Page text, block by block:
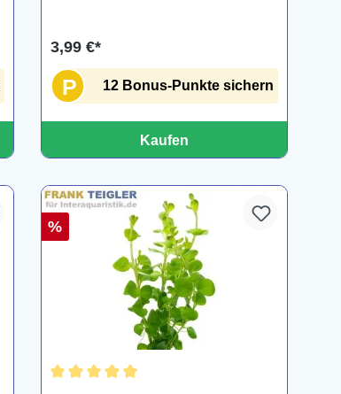
3,99 €*
P 12 Bonus-Punkte sichern
Kaufen
%